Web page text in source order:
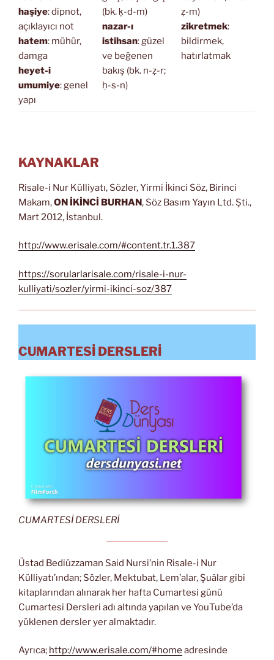
haşiye: dipnot,
açıklayıcı not
hatem: mühür,
damga
heyet-i
umumiye: genel
yapı
(bk. ḳ-d-m)
nazar-ı
istihsan: güzel
ve beğenen
bakış (bk. n-ẓ-r;
ḥ-s-n)
ẓ-m)
zikretmek:
bildirmek,
hatırlatmak
KAYNAKLAR
Risale-i Nur Külliyatı, Sözler, Yirmi İkinci Söz, Birinci
Makam,ON İKİNCİ BURHAN, Söz Basım Yayın Ltd. Şti.,
Mart 2012, İstanbul.
http://www.erisale.com/#content.tr.1.387
https://sorularlarisale.com/risale-i-nur-
kulliyati/sozler/yirmi-ikinci-soz/387
CUMARTESİ DERSLERİ
CUMARTESİ DERSLERİ
Üstad Bediüzzaman Said Nursi’nin Risale-i Nur
Külliyatı’ından; Sözler, Mektubat, Lem’alar, Şuâlar gibi
kitaplarından alınarak her hafta Cumartesi günü
Cumartesi Dersleri adı altında yapılan ve YouTube’da
yüklenen dersler yer almaktadır.
Ayrıca; http://www.erisale.com/#home adresinde